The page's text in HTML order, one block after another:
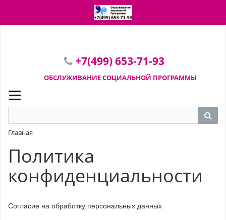
ПЕРЕЙТИ В КОРЗИНУ
+7(499) 653-71-93
ОБСЛУЖИВАНИЕ СОЦИАЛЬНОЙ ПРОГРАММЫ
Главная
Политика
конфиденциальности
Согласие на обработку персональных данных